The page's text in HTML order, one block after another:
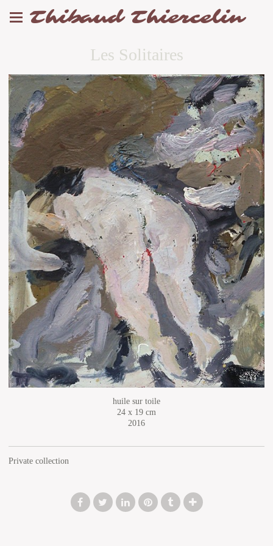
Thibaud Thiercelin
Les Solitaires
huile sur toile
24 x 19 cm
2016
Private collection